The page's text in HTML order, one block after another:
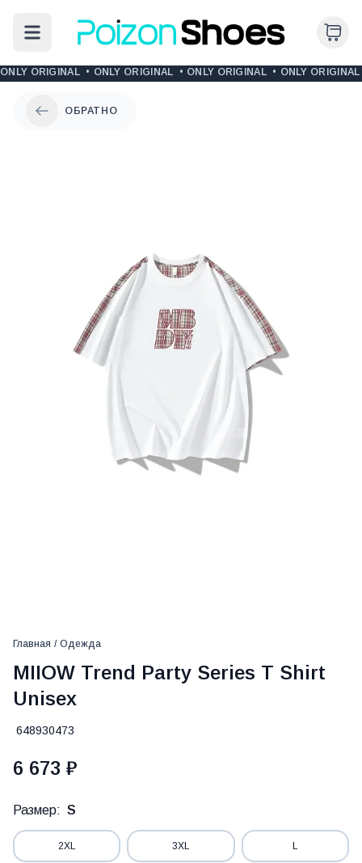
ONLY ORIGINAL • ONLY ORIGINAL • ONLY ORIGINAL • ONLY ORIGINAL
ОБРАТНО
Главная / Одежда
MIIOW Trend Party Series T Shirt
Unisex
648930473
6 673 ₽
Размер: S
2XL 3XL L